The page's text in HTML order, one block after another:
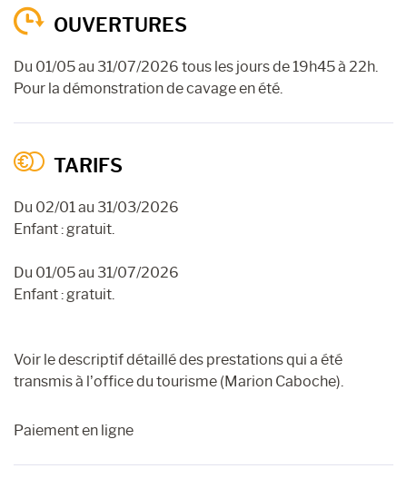
OUVERTURES
Du 01/05 au 31/07/2026 tous les jours de 19h45 à 22h.
Pour la démonstration de cavage en été.
TARIFS
Du 02/01 au 31/03/2026
Enfant : gratuit.
Du 01/05 au 31/07/2026
Enfant : gratuit.
Voir le descriptif détaillé des prestations qui a été
transmis à l’office du tourisme (Marion Caboche).
Paiement en ligne